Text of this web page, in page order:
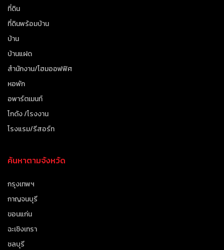
ที่ดิน
ที่ดินพร้อมบ้าน
บ้าน
บ้านแฝด
สำนักงาน/โฮมออฟฟิศ
หอพัก
อพาร์ตเมนท์
โกดัง /โรงงาน
โรงแรม/รีสอร์ท
ค้นหาตามจังหวัด
กรุงเทพฯ
กาญจนบุรี
ขอนแก่น
ฉะเชิงเทรา
ชลบุรี